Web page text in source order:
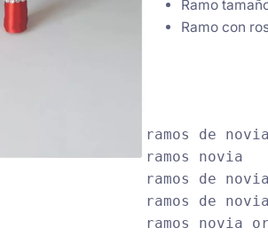
Ramo
Ramo con
ramos de
ramos novia
ramos de novia
ramos de
ramos novia